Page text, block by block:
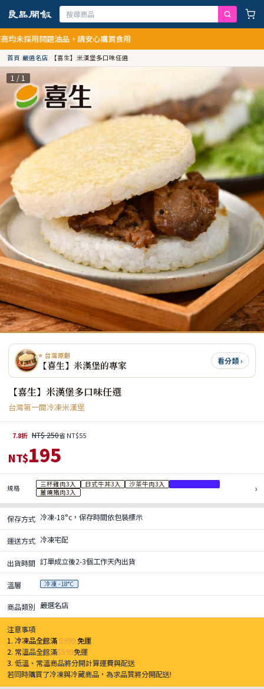
品，請安心購買食用
首頁/嚴選名店/ 【喜生】米漢堡多口味任選
1 / 1
⭐ 台灣原創
【喜生】米漢堡的專家 看分類 ›
【喜生】米漢堡多口味任選
台灣第一間冷凍米漢堡
7.8折 NT$ 250省 NT$55
NT$195
規格 三杯雞肉3入 日式牛丼3入 沙茶牛肉3入
薑燒豬肉3入
›
保存方式 冷凍-18°c，保存時間依包裝標示
運送方式 冷凍宅配
出貨時間 訂單成立後2-3個工作天內出貨
溫層 冷凍 -18°C
商品類別 嚴選名店
注意事項
1. 冷凍品全館滿 $999免運
2. 常溫品全館滿$599免運
3.低溫、常溫商品將分開計算運費與配送
若同時購買了冷凍與冷藏商品，為求品質將分開配送!